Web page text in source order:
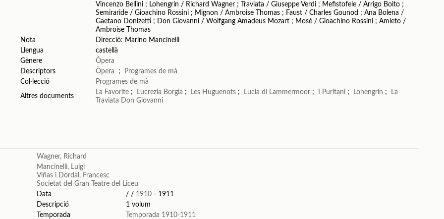
Vincenzo Bellini ; Lohengrin / Richard Wagner ; Traviata / Giuseppe Verdi ; Mefistofele / Arrigo Boito ;
Semiraride / Gioachino Rossini ; Mignon / Ambroise Thomas ; Faust / Charles Gounod ; Ana Bolena /
Gaetano Donizetti ; Don Giovanni / Wolfgang Amadeus Mozart ; Mosè / Gioachino Rossini ; Amleto /
Ambroise Thomas
Nota
Direcció: Marino Mancinelli
Llengua
castellà
Gènere
Òpera
Descriptors
Òpera ;
Programes de mà
Col·lecció
Programes de mà
Altres documents
La Favorite ; Lucrezia Borgia ; Les Huguenots ; Lucia di Lammermoor ; I Puritani ; Lohengrin ;
La
Traviata
Don Giovanni
Wagner, Richard
Mancinelli, Luigi
Viñas i Dordal, Francesc
Societat del Gran Teatre del Liceu
Data
/ / 1910 - 1911
Descripció
1 volum
Temporada
Temporada 1910-1911